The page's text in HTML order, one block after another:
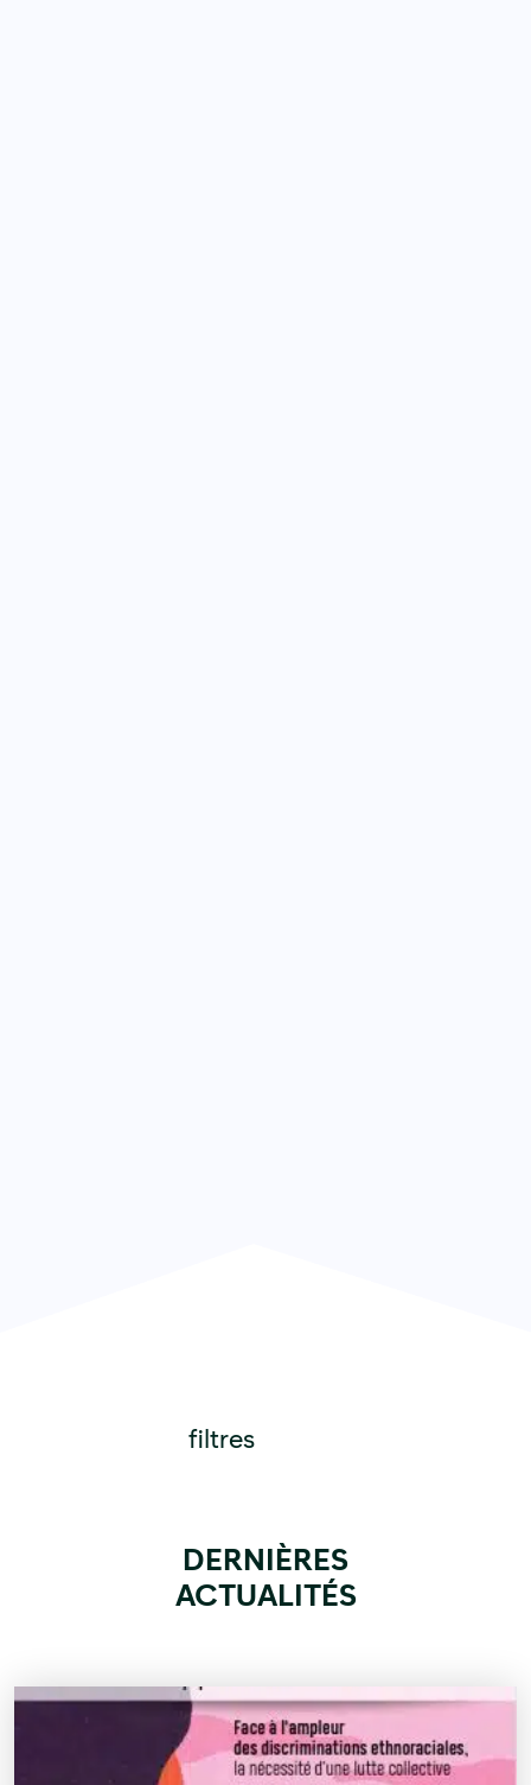
filtres
DERNIÈRES
ACTUALITÉS